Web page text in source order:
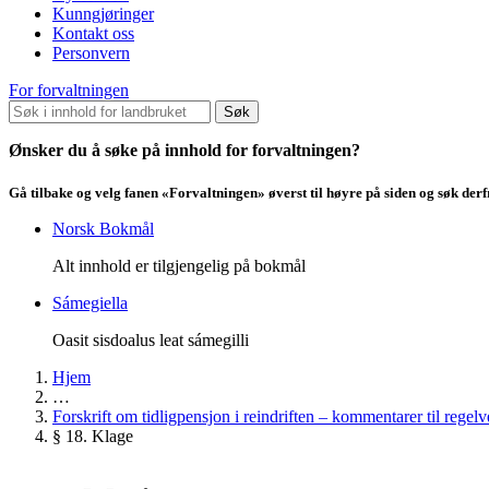
Kunngjøringer
Kontakt oss
Personvern
For forvaltningen
Søk
Ønsker du å søke på innhold for forvaltningen?
Gå tilbake og velg fanen «Forvaltningen» øverst til høyre på siden og søk
Norsk Bokmål
Alt innhold er tilgjengelig på bokmål
Sámegiella
Oasit sisdoalus leat sámegilli
Hjem
…
Forskrift om tidligpensjon i reindriften – kommentarer til
§ 18. Klage